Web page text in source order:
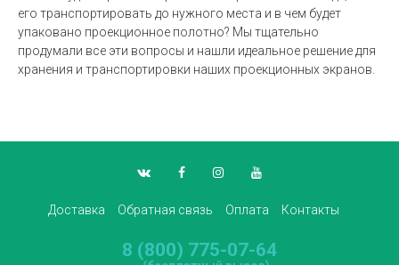
его транспортировать до нужного места и в чем будет
упаковано проекционное полотно? Мы тщательно
продумали все эти вопросы и нашли идеальное решение для
хранения и транспортировки наших проекционных экранов.
Доставка Обратная связь Оплата Контакты
8 (800) 775-07-64